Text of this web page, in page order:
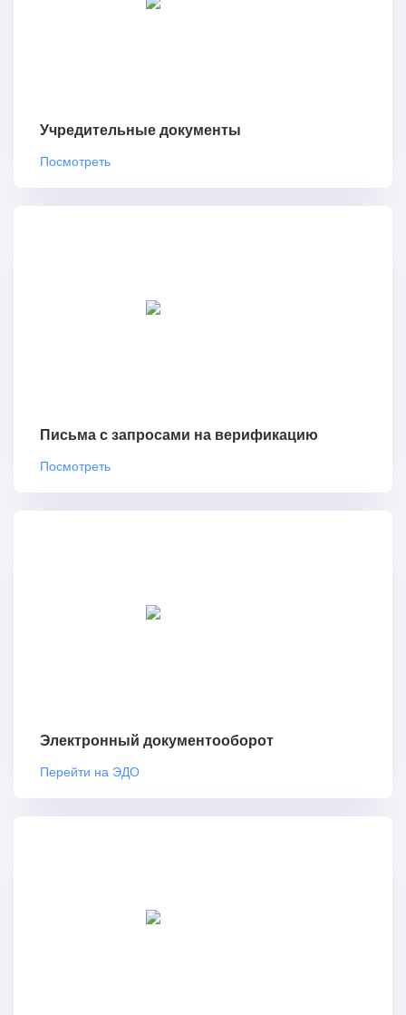
Учредительные документы
Посмотреть
Письма с запросами на верификацию
Посмотреть
Электронный документооборот
Перейти на ЭДО